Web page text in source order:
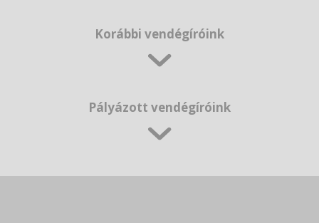
Korábbi vendégíróink
Pályázott vendégíróink